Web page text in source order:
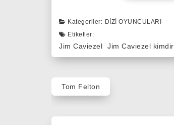
Kategoriler: DIZI OYUNCULARI
Etiketler:
Jim Caviezel Jim Caviezel kimdir
Yazı
gezinmesi
Tom Felton